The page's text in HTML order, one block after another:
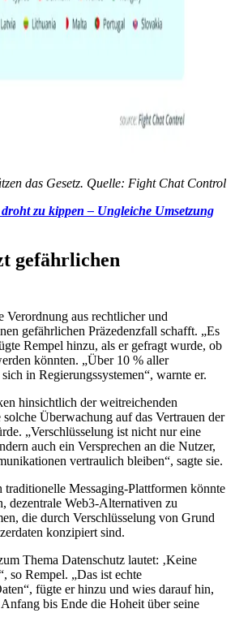
das Gesetz. Quelle: Fight Chat Control
zu kippen – Ungleiche Umsetzung
gefährlichen
Verordnung aus rechtlicher und
gefährlichen Präzedenzfall schafft. „Es
Rempel hinzu, als er gefragt wurde, ob
könnten. „Über 10 % aller
in Regierungssystemen“, warnte er.
hinsichtlich der weitreichenden
Überwachung auf das Vertrauen der
„Verschlüsselung ist nicht nur eine
auch ein Versprechen an die Nutzer,
vertraulich bleiben“, sagte sie.
traditionelle Messaging-Plattformen könnte
dezentrale Web3-Alternativen zu
die durch Verschlüsselung von Grund
konzipiert sind.
Thema Datenschutz lautet: ‚Keine
so Rempel. „Das ist echte
fügte er hinzu und wies darauf hin,
bis Ende die Hoheit über seine